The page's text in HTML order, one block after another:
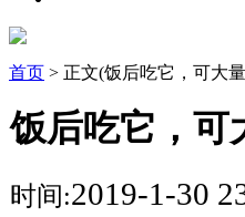
首页 > 正文(饭后吃它，可大
饭后吃它，可
时间:2019-1-30